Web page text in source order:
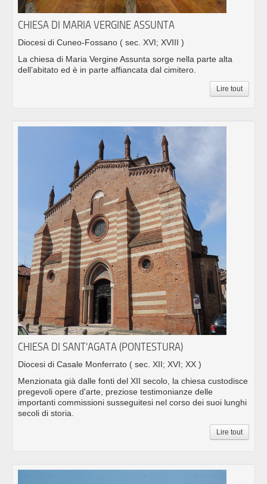
CHIESA DI MARIA VERGINE ASSUNTA
Diocesi di Cuneo-Fossano ( sec. XVI; XVIII )
La chiesa di Maria Vergine Assunta sorge nella parte alta
dell’abitato ed è in parte affiancata dal cimitero.
Lire tout
CHIESA DI SANT'AGATA (PONTESTURA)
Diocesi di Casale Monferrato ( sec. XII; XVI; XX )
Menzionata già dalle fonti del XII secolo, la chiesa custodisce
pregevoli opere d'arte, preziose testimonianze delle
importanti commissioni susseguitesi nel corso dei suoi lunghi
secoli di storia.
Lire tout